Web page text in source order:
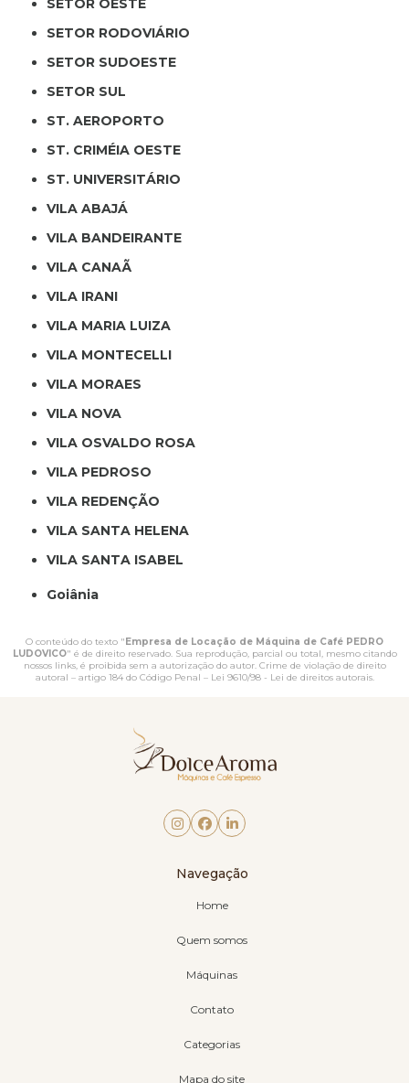
SETOR OESTE
SETOR RODOVIÁRIO
SETOR SUDOESTE
SETOR SUL
ST. AEROPORTO
ST. CRIMÉIA OESTE
ST. UNIVERSITÁRIO
VILA ABAJÁ
VILA BANDEIRANTE
VILA CANAÃ
VILA IRANI
VILA MARIA LUIZA
VILA MONTECELLI
VILA MORAES
VILA NOVA
VILA OSVALDO ROSA
VILA PEDROSO
VILA REDENÇÃO
VILA SANTA HELENA
VILA SANTA ISABEL
Goiânia
O conteúdo do texto " Empresa de Locação de Máquina de Café PEDRO
LUDOVICO" é de direito reservado. Sua reprodução, parcial ou total, mesmo citando
nossos links, é proibida sem a autorização do autor. Crime de violação de direito
autoral – artigo 184 do Código Penal – Lei 9610/98 - Lei de direitos autorais.
Navegação
Home
Quem somos
Máquinas
Contato
Categorias
Mapa do site